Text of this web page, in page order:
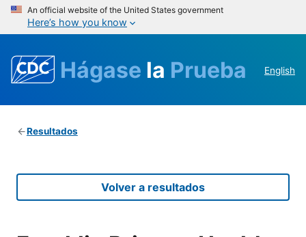
An official website of the United States government
Here’s how you know
Hágase la Prueba English
Resultados
Volver a resultados